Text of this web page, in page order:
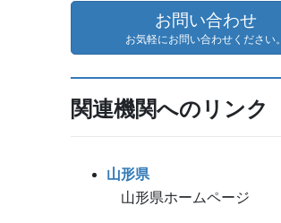
イ
お問い合わせ
お気軽にお問い合わせください。
関連機関へのリンク
山形県
山形県ホームページ